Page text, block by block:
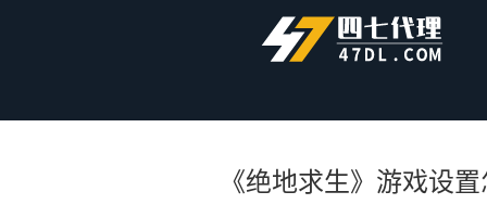
《绝地求生》游戏设